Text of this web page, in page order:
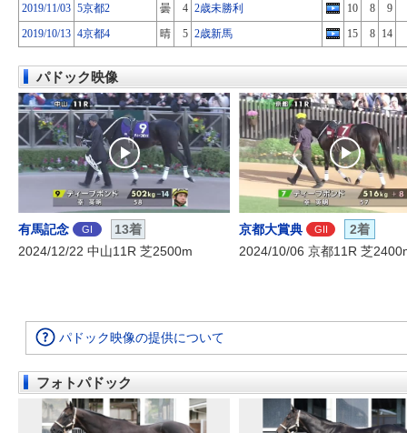
2019/11/03 5京都2 曇 4 2歳未勝利 10 8
9
2019/10/13 4京都4 晴 5 2歳新馬 15 8 14
パドック映像
有馬記念 GI
13着
2024/12/22 中山11R 芝2500m
京都大賞典 GII
2着
2024/10/06 京都11R 芝
パドック映像の提供について
フォトパドック